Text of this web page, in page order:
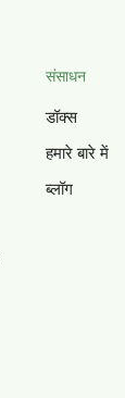
संसाधन
डॉक्स
हमारे बारे में
ब्लॉग